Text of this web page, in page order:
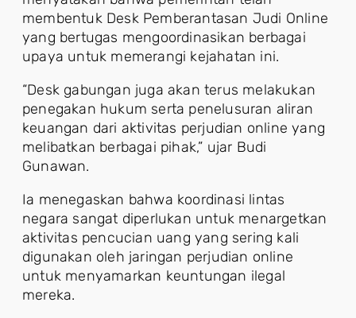
membentuk Desk Pemberantasan Judi Online
yang bertugas mengoordinasikan berbagai
upaya untuk memerangi kejahatan ini.
“Desk gabungan juga akan terus melakukan
penegakan hukum serta penelusuran aliran
keuangan dari aktivitas perjudian online yang
melibatkan berbagai pihak,” ujar Budi
Gunawan.
Ia menegaskan bahwa koordinasi lintas
negara sangat diperlukan untuk menargetkan
aktivitas pencucian uang yang sering kali
digunakan oleh jaringan perjudian online
untuk menyamarkan keuntungan ilegal
mereka.